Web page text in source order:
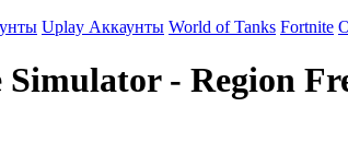
Uplay Аккаунты World of Tanks Fortnite
- Region